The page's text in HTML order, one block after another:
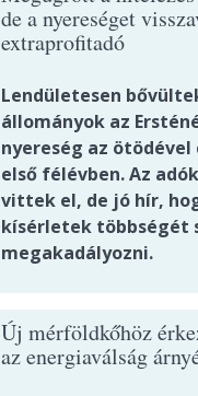
de a nyereséget
extraprofitadó
Lendületesen
állományok az
nyereség az ötödével
első félévben. Az
vittek el, de jó hír,
kísérletek többségét
megakadályozni.
Új mérföldkőhöz
az energiaválság